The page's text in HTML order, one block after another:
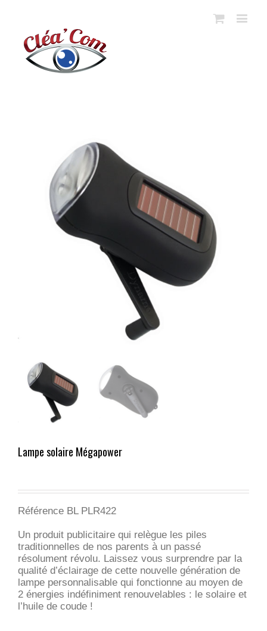
Lampe solaire Mégapower
Référence BL PLR422
Un produit publicitaire qui relègue les piles
traditionnelles de nos parents à un passé
résolument révolu. Laissez vous surprendre par la
qualité d’éclairage de cette nouvelle génération de
lampe personnalisable qui fonctionne au moyen de
2 énergies indéfiniment renouvelables : le solaire et
l’huile de coude !